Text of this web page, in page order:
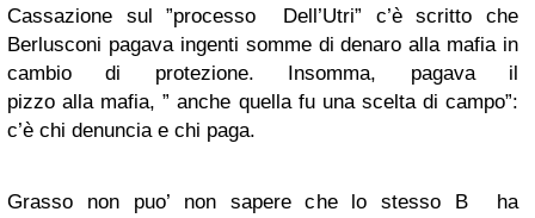
Cassazione sul ”processo Dell’Utri” c’è scritto che
Berlusconi pagava ingenti somme di denaro alla mafia in
cambio di protezione. Insomma, pagava il
pizzo alla mafia, ” anche quella fu una scelta di campo”:
c’è chi denuncia e chi paga.
Grasso non puo’ non sapere che lo stesso B ha